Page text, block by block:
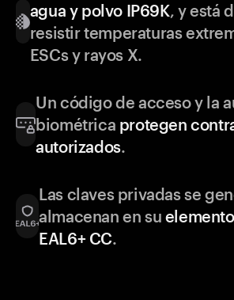
agua y polvo IP69K, y está
resistir temperaturas
ESCs y rayos X.
Un código de acceso y la
biométrica protegen
autorizados.
Las claves privadas se
almacenan en su
EAL6+ CC.